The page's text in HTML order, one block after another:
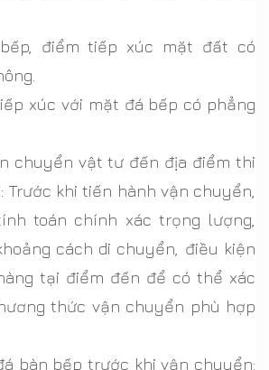
điểm tiếp xúc mặt đất có
xúc với mặt đá bếp có phẳng
chuyển vật tư đến địa điểm thi
Trước khi tiến hành vận chuyển,
toán chính xác trọng lượng,
cách di chuyển, điều kiện
tại điểm đến để có thể xác
thức vận chuyển phù hợp
bàn bếp trước khi vận chuyển: